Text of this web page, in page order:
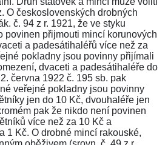
O československých drobných
č. 94 z r. 1921, že ve styku
povinen přijmouti mincí korunových
a padesátihaléřů více než za
pokladny jsou povinny přijímali
dvaceti a padesátihaléře do
června 1922 č. 195 sb. pak
veřejné pokladny jsou povinny
jen do 10 Kč, dvouhaléře jen
pak že nikdo není povinen
více než za 10 Kč a
1 Kč. O drobné mincí rakouské,